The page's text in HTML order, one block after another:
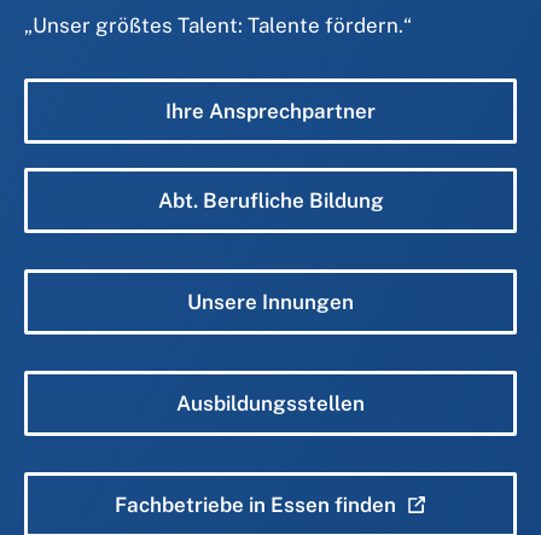
„Unser größtes Talent: Talente fördern.“
Ihre Ansprechpartner
Abt. Berufliche Bildung
Unsere Innungen
Ausbildungsstellen
Fachbetriebe in Essen finden